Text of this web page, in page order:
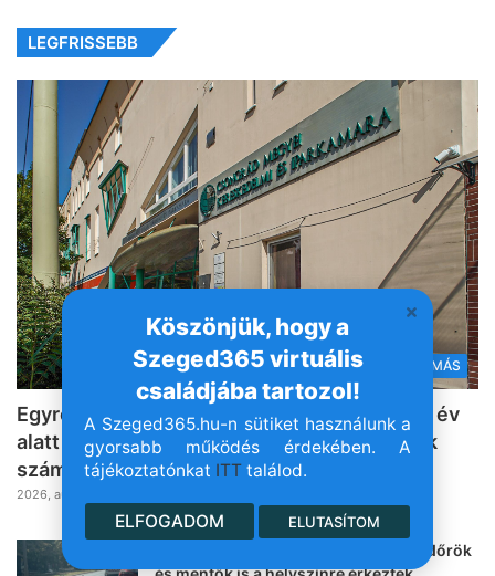
Köszönjük, hogy a
Szeged365 virtuális
családjába tartozol!
A Szeged365.hu-n sütiket használunk a
gyorsabb működés érdekében. A
tájékoztatónkat ITT találod.
ELFOGADOM ELUTASÍTOM
LEGFRISSEBB
MINDENMÁS
Egyre többen vágnak bele Szegeden is: egy év
alatt 30 ezerrel nőtt az egyéni vállalkozások
száma országszerte
2026, augusztus 10. 11:48
Kerékpárost gázoltak Szegeden, rendőrök